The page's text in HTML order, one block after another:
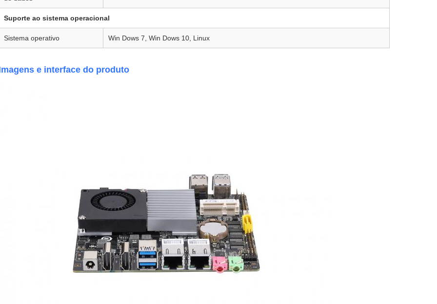
Suporte ao sistema operacional
Sistema operativo Win Dows 7, Win Dows 10, Linux
e interface do produto